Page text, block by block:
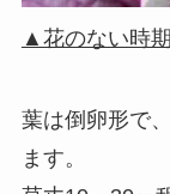
▲花のない時
葉は倒卵形で
ます。